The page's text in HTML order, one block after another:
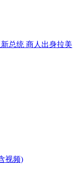
总统 商人出身拉美
视频)